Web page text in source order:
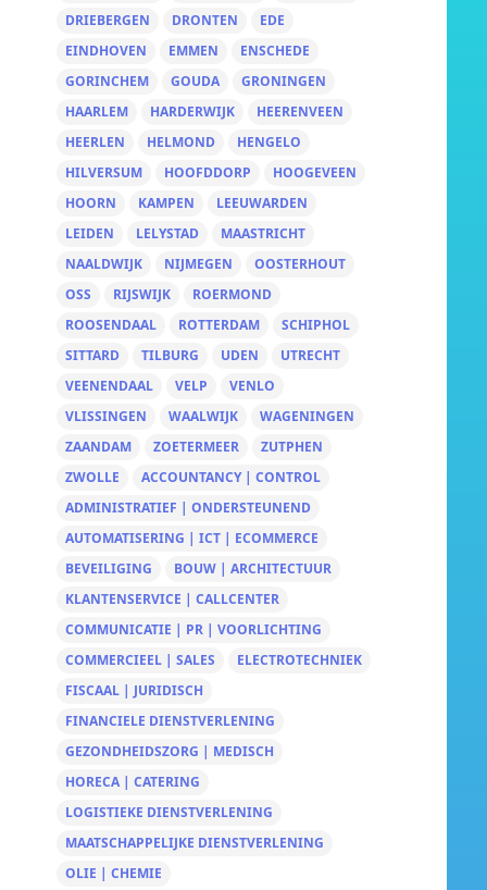
DRIEBERGEN
DRONTEN
EDE
EINDHOVEN
EMMEN
ENSCHEDE
GORINCHEM
GOUDA
GRONINGEN
HAARLEM
HARDERWIJK
HEERENVEEN
HEERLEN
HELMOND
HENGELO
HILVERSUM
HOOFDDORP
HOOGEVEEN
HOORN
KAMPEN
LEEUWARDEN
LEIDEN
LELYSTAD
MAASTRICHT
NAALDWIJK
NIJMEGEN
OOSTERHOUT
OSS
RIJSWIJK
ROERMOND
ROOSENDAAL
ROTTERDAM
SCHIPHOL
SITTARD
TILBURG UDEN
UTRECHT
VEENENDAAL
VELP
VENLO
VLISSINGEN
WAALWIJK
WAGENINGEN
ZAANDAM
ZOETERMEER
ZUTPHEN
ZWOLLE
ACCOUNTANCY | CONTROL
ADMINISTRATIEF | ONDERSTEUNEND
AUTOMATISERING | ICT | ECOMMERCE
BEVEILIGING
BOUW | ARCHITECTUUR
KLANTENSERVICE | CALLCENTER
COMMUNICATIE | PR | VOORLICHTING
COMMERCIEEL | SALES
ELECTROTECHNIEK
FISCAAL | JURIDISCH
FINANCIELE DIENSTVERLENING
GEZONDHEIDSZORG | MEDISCH
HORECA | CATERING
LOGISTIEKE DIENSTVERLENING
MAATSCHAPPELIJKE DIENSTVERLENING
OLIE | CHEMIE